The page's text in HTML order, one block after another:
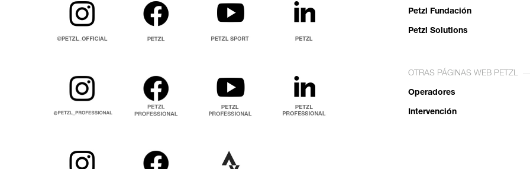
Petzl Fundación
Petzl Solutions
OTRAS PÁGINAS WEB PETZL
Operadores
Intervención